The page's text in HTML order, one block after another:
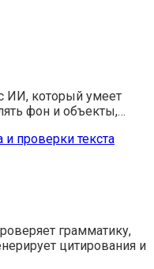
ИИ, который умеет
фон и объекты,…
грамматику,
цитирования и